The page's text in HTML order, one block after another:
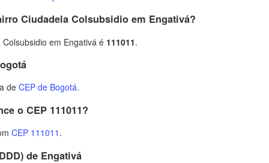
Ciudadela Colsubsidio em Engativá?
em Engativá é 111011.
de CEP de Bogotá.
o CEP 111011?
CEP 111011 .
de Engativá